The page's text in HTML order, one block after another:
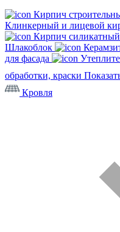
Кирпич
Клинкерный и лицевой
Кирпич силикатный
Шлакоблок
для фасада
обработки, краски
Кровля